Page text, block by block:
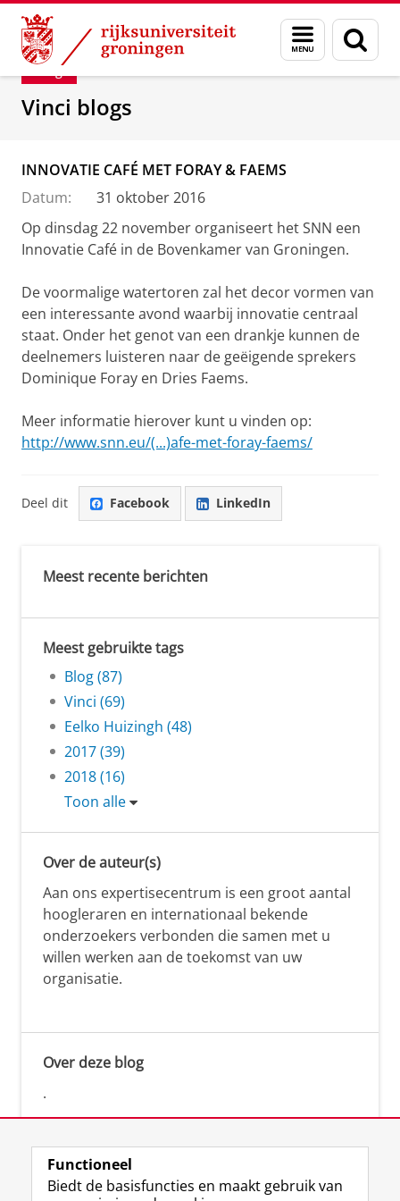
Skip
Content
Skip
Navigation
Menu
en
zoeken
Department of Innovation Management &
Blog
Vinci blogs
INNOVATIE CAFÉ MET FORAY & FAEMS
Datum:
31 oktober 2016
Op dinsdag 22 november organiseert het SNN een
Innovatie Café in de Bovenkamer van Groningen.
De voormalige watertoren zal het decor vormen van
een interessante avond waarbij innovatie centraal
staat. Onder het genot van een drankje kunnen de
deelnemers luisteren naar de geëigende sprekers
Dominique Foray en Dries Faems.
Meer informatie hierover kunt u vinden op:
http://www.snn.eu/(...)afe-met-foray-faems/
Deel dit Facebook LinkedIn
Meest recente berichten
Meest gebruikte tags
Blog (87)
Vinci (69)
Eelko Huizingh (48)
2017 (39)
2018 (16)
Toon alle
Over de auteur(s)
Aan ons expertisecentrum is een groot aantal
hoogleraren en internationaal bekende
onderzoekers verbonden die samen met u
willen werken aan de toekomst van uw
organisatie.
Over deze blog
.
Functioneel
Biedt de basisfuncties en maakt gebruik van